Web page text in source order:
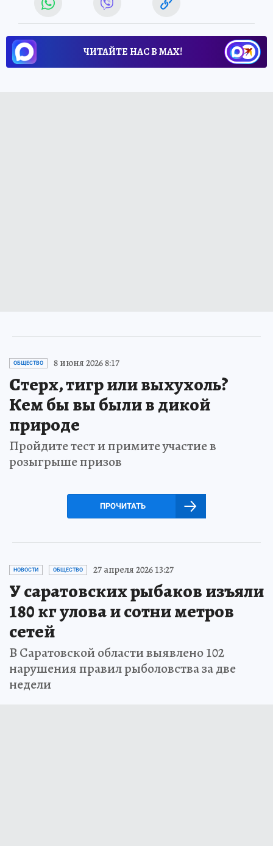
ЧИТАЙТЕ НАС В МАХ!
ОБЩЕСТВО 8 июня 2026 8:17
Стерх, тигр или выхухоль?
Кем бы вы были в дикой
природе
Пройдите тест и примите участие в
розыгрыше призов
ПРОЧИТАТЬ
НОВОСТИ ОБЩЕСТВО 27 апреля 2026 13:27
У саратовских рыбаков изъяли
180 кг улова и сотни метров
сетей
В Саратовской области выявлено 102
нарушения правил рыболовства за две
недели